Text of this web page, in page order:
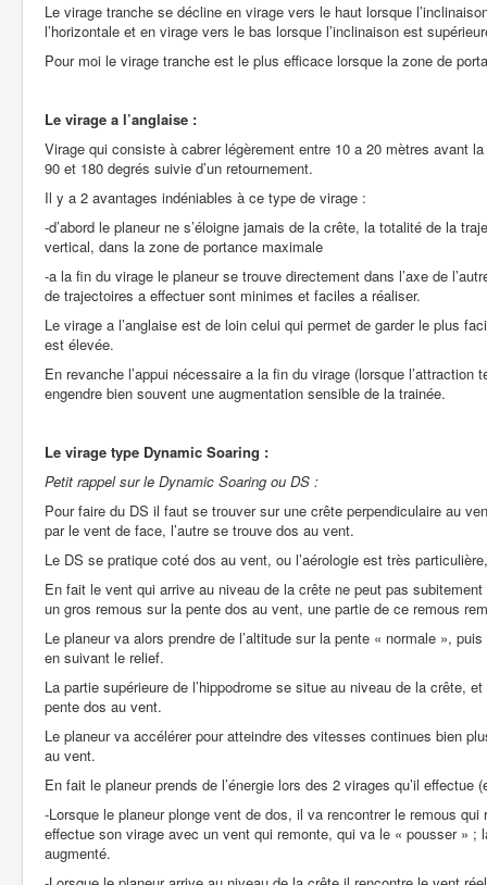
Le virage tranche se décline en virage vers le haut lorsque
l’horizontale et en virage vers le bas lorsque l’inclinaison est
Pour moi le virage tranche est le plus efficace lorsque la zone de
Le virage a l’anglaise :
Virage qui consiste à cabrer légèrement entre 10 a 20 mètres avant
90 et 180 degrés suivie d’un retournement.
Il y a 2 avantages indéniables à ce type de virage :
-d’abord le planeur ne s’éloigne jamais de la crête, la totalité de la
vertical, dans la zone de portance maximale
-a la fin du virage le planeur se trouve directement dans l’axe de
de trajectoires a effectuer sont minimes et faciles a réaliser.
Le virage a l’anglaise est de loin celui qui permet de garder le plus
est élevée.
En revanche l’appui nécessaire a la fin du virage (lorsque l’attraction
engendre bien souvent une augmentation sensible de la trainée.
Le virage type Dynamic Soaring :
Petit rappel sur le Dynamic Soaring ou DS :
Pour faire du DS il faut se trouver sur une crête perpendiculaire au
par le vent de face, l’autre se trouve dos au vent.
Le DS se pratique coté dos au vent, ou l’aérologie est très
En fait le vent qui arrive au niveau de la crête ne peut pas
un gros remous sur la pente dos au vent, une partie de ce remous
Le planeur va alors prendre de l’altitude sur la pente « normale »,
en suivant le relief.
La partie supérieure de l’hippodrome se situe au niveau de la crête,
pente dos au vent.
Le planeur va accélérer pour atteindre des vitesses continues bien
au vent.
En fait le planeur prends de l’énergie lors des 2 virages qu’il effectue
-Lorsque le planeur plonge vent de dos, il va rencontrer le remous
effectue son virage avec un vent qui remonte, qui va le « pousser » ;
augmenté.